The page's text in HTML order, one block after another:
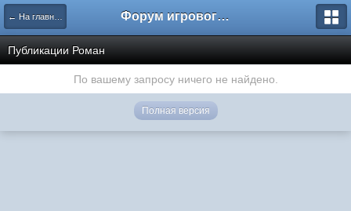
← На главную Форум игрового проекта Riverrise
Публикации Роман
По вашему запросу ничего не найдено.
Полная версия